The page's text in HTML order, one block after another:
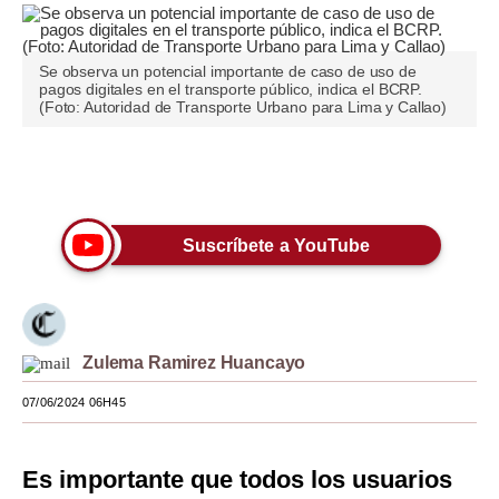
Editorial
Pregunta de hoy
Blogs
Viajes
Estilos
Mundo
EEUU
México
Se observa un potencial importante de caso de uso de
pagos digitales en el transporte público, indica el BCRP.
(Foto: Autoridad de Transporte Urbano para Lima y Callao)
Suscríbete a YouTube
Zulema Ramirez Huancayo
07/06/2024 06H45
Es importante que todos los usuarios